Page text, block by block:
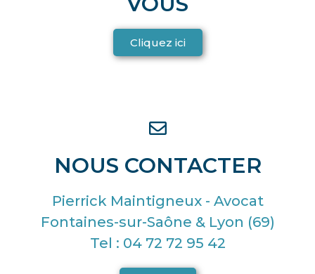
Cliquez ici
NOUS CONTACTER
Pierrick Maintigneux - Avocat
Fontaines-sur-Saône & Lyon (69)
Tel : 04 72 72 95 42